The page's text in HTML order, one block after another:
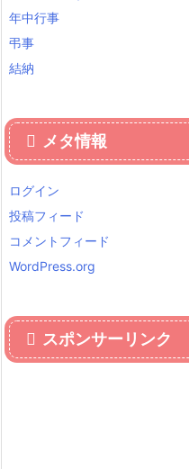
年中行事
弔事
結納
メタ情報
ログイン
投稿フィード
コメントフィード
WordPress.org
スポンサーリンク